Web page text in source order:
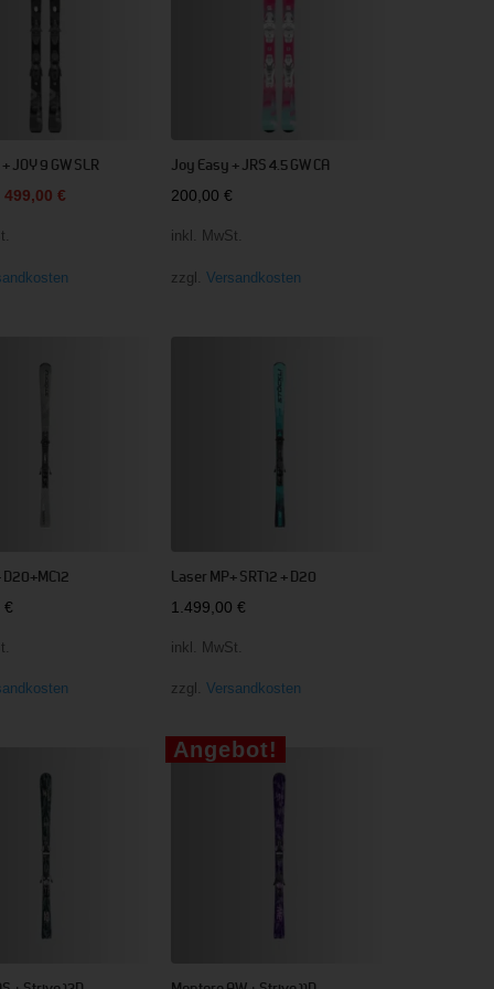
JOY 9 GW SLR
Ursprünglicher
590,00 €
499,00 €Aktueller
499,00 €.
Joy Easy + JRS 4.5 GW CA
200,00€
inkl. MwSt.
zzgl.Versandkosten
€
Laser MP+ SRT12 + D20
1.499,00€
inkl. MwSt.
zzgl. Versandkosten
Angebot!